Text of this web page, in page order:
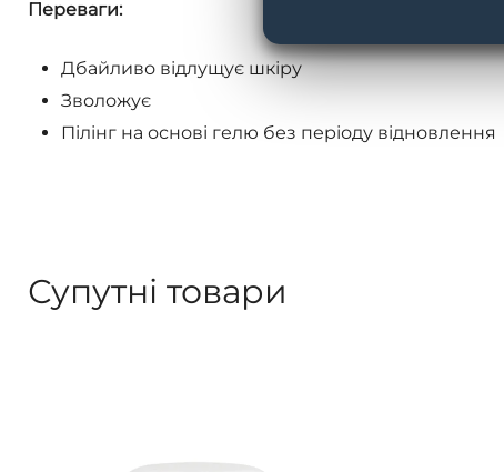
Переваги:
Дбайливо відлущує шкіру
Зволожує
Пілінг на основі гелю без періоду відновлення
Супутні товари